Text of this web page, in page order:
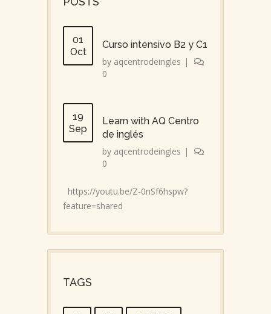
01
Oct
Curso intensivo B2 y C1
by aqcentrodeingles |
0
19
Sep
Learn with AQ Centro
de inglés
by aqcentrodeingles |
0
https://youtu.be/Z-0nSf6hspw?
feature=shared
TAGS